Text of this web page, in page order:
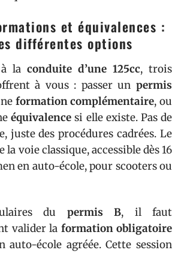
et équivalences :
différentes options
la conduite d’une 125cc, trois
à vous : passer un permis
formation complémentaire, ou
équivalence si elle existe. Pas de
juste des procédures cadrées. Le
la voie classique, accessible dès 16
en auto-école, pour scooters ou
du permis B, il faut
valider la formation obligatoire
auto-école agréée. Cette session